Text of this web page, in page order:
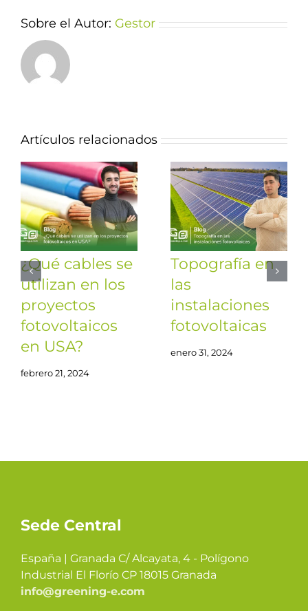
Sobre el Autor: Gestor
Artículos relacionados
¿Qué cables se
utilizan en los
proyectos
fotovoltaicos
en USA?
febrero 21, 2024
Topografía en
las
instalaciones
fotovoltaicas
enero 31, 2024
Sede Central
España | Granada C/ Alcayata, 4 - Polígono
Industrial El Florío CP 18015 Granada
info@greening-e.com